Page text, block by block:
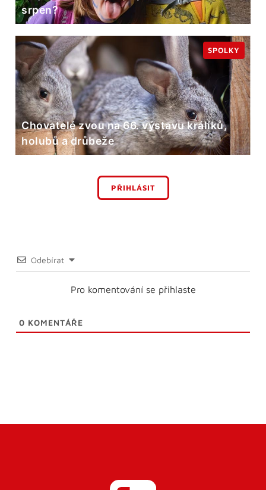
srpen?
Chovatelé zvou na 66. výstavu králíků,
holubů a drůbeže
SPOLKY
PŘIHLÁSIT
Odebírat
Pro komentování se přihlaste
0 KOMENTÁŘE